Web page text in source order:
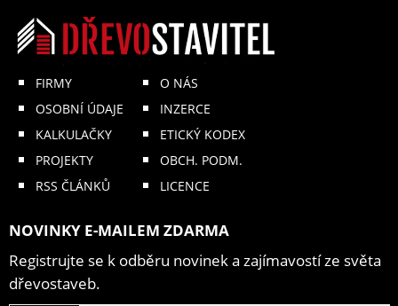
FIRMY
OSOBNÍ ÚDAJE
KALKULAČKY
PROJEKTY
RSS ČLÁNKŮ
O NÁS
INZERCE
ETICKÝ KODEX
OBCH. PODM.
LICENCE
NOVINKY E-MAILEM ZDARMA
Registrujte se k odběru novinek a zajímavostí ze světa
dřevostaveb.